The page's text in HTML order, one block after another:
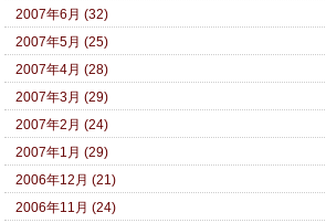
2007年6月 (32)
2007年5月 (25)
2007年4月 (28)
2007年3月 (29)
2007年2月 (24)
2007年1月 (29)
2006年12月 (21)
2006年11月 (24)